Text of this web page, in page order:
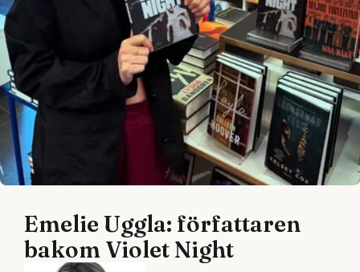
Emelie Uggla: författaren
bakom Violet Night